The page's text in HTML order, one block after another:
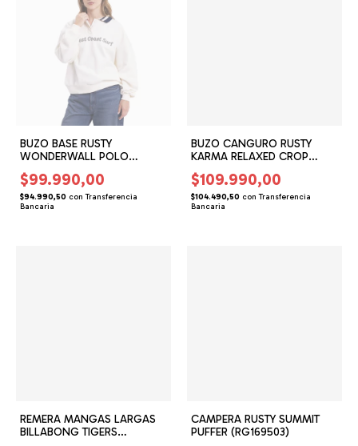
BUZO BASE RUSTY
WONDERWALL POLO
(RG166104)
$99.990,00
$94.990,50 con Transferencia
Bancaria
BUZO CANGURO RUSTY
KARMA RELAXED CROP
(RG166210)
$109.990,00
$104.490,50 con Transferencia
Bancaria
REMERA MANGAS LARGAS
BILLABONG TIGERS
CAMPERA RUSTY SUMMIT
PUFFER (RG169503)